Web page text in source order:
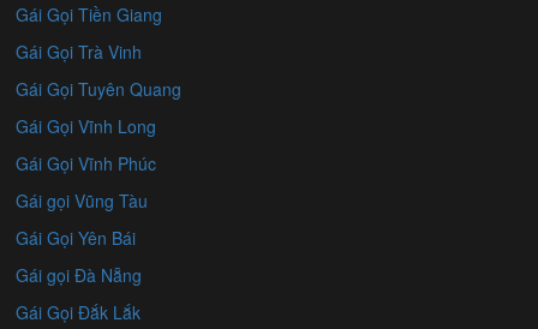
Gái Gọi Tiền Giang
Gái Gọi Trà Vinh
Gái Gọi Tuyên Quang
Gái Gọi Vĩnh Long
Gái Gọi Vĩnh Phúc
Gái gọi Vũng Tàu
Gái Gọi Yên Bái
Gái gọi Đà Nẵng
Gái Gọi Đắk Lắk